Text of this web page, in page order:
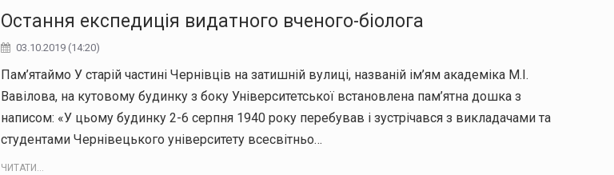
Остання експедиція видатного вченого-біолога
03.10.2019 (14:20)
Пам’ятаймо У старій частині Чернівців на затишній вулиці, названій ім’ям академіка М.І.
Вавілова, на кутовому будинку з боку Університетської встановлена пам’ятна дошка з
написом: «У цьому будинку 2-6 серпня 1940 року перебував і зустрічався з викладачами та
студентами Чернівецького університету всесвітньо…
ЧИТАТИ...